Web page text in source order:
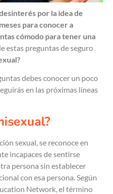
por la idea de
para conocer a
cómodo para tener una
estas preguntas de seguro
debes conocer un poco
en las próximas líneas
sexual, se reconoce en
incapaces de sentirse
persona sin establecer
con esa persona. Según
Network, el término